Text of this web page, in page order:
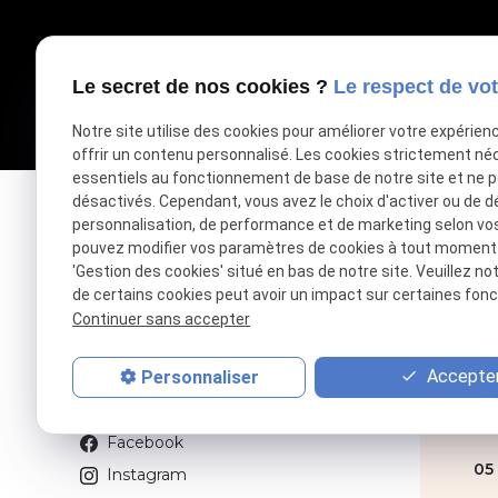
Votre accompagnateur de réussite
Linkedin
Facebook
Instagram
3
05
Le secret de nos cookies ? Le respect de
Notre site utilise des cookies pour améliorer votre
offrir un contenu personnalisé. Les cookies strictement
essentiels au fonctionnement de base de notre site et ne
désactivés. Cependant, vous avez le choix d'activer ou de
personnalisation, de performance et de marketing selon
pouvez modifier vos paramètres de cookies à tout
'Gestion des cookies' situé en bas de notre site. Veuillez
de certains cookies peut avoir un impact sur certaines
Continuer sans accepter
Personnaliser